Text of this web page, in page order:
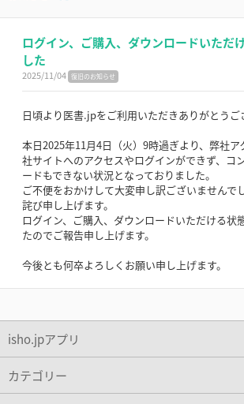
ログイン、ご購入、ダウンロードいただ
した
2025/11/04 復旧のお知らせ
日頃より医書.jpをご利用いただきありがとうご
本日2025年11月4日（火）9時過ぎより、弊社
社サイトへのアクセスやログインができず、コ
ードもできない状況となっておりました。
ご不便をおかけして大変申し訳ございませんで
詫び申し上げます。
ログイン、ご購入、ダウンロードいただける状
たのでご報告申し上げます。
今後とも何卒よろしくお願い申し上げます。
isho.jpアプリ
カテゴリー